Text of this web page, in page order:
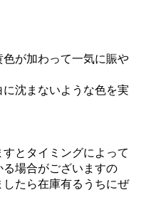
が加わって一気に賑や
に沈まないような色を実
とタイミングによって
場合がございますの
たら在庫有るうちにぜ